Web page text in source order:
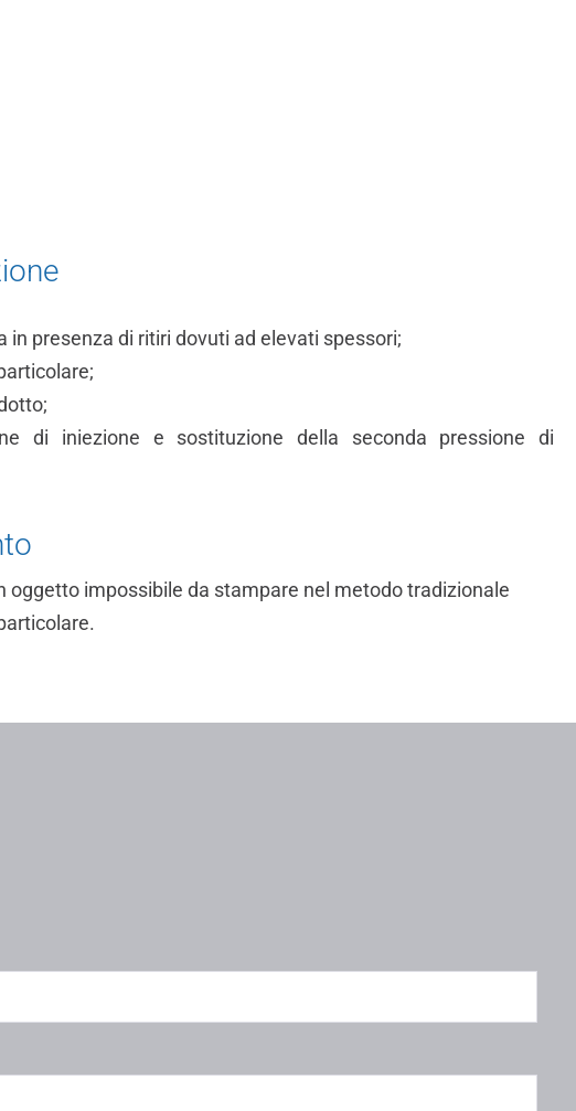
in presenza di ritiri dovuti ad elevati spessori;
di iniezione e sostituzione della seconda pressione di
oggetto impossibile da stampare nel metodo tradizionale